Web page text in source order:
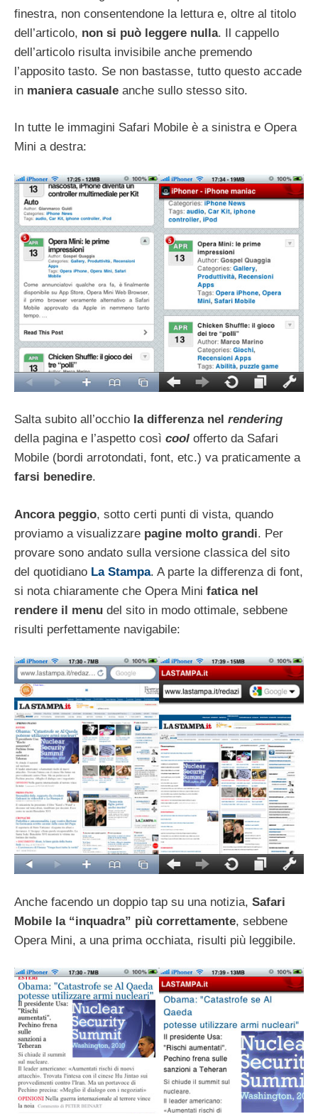
finestra, non consentendone la lettura e, oltre al titolo
dell’articolo, non si può leggere nulla. Il cappello
dell’articolo risulta invisibile anche premendo
l’apposito tasto. Se non bastasse, tutto questo accade
in maniera casuale anche sullo stesso sito.
In tutte le immagini Safari Mobile è a sinistra e Opera
Mini a destra:
Salta subito all’occhio la differenza nel rendering
della pagina e l’aspetto così cool offerto da Safari
Mobile (bordi arrotondati, font, etc.) va praticamente a
farsi benedire.
Ancora peggio, sotto certi punti di vista, quando
proviamo a visualizzare pagine molto grandi. Per
provare sono andato sulla versione classica del sito
del quotidiano La Stampa. A parte la differenza di font,
si nota chiaramente che Opera Mini fatica nel
rendere il menu del sito in modo ottimale, sebbene
risulti perfettamente navigabile:
Anche facendo un doppio tap su una notizia, Safari
Mobile la “inquadra” più correttamente, sebbene
Opera Mini, a una prima occhiata, risulti più leggibile.